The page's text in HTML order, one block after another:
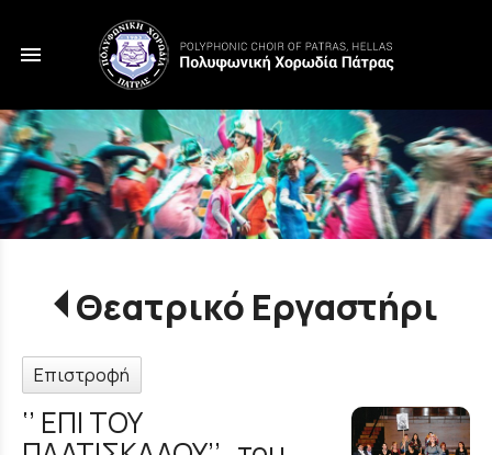
menu
Θεατρικό Εργαστήρι
Επιστροφή
‘’ ΕΠΙ ΤΟΥ